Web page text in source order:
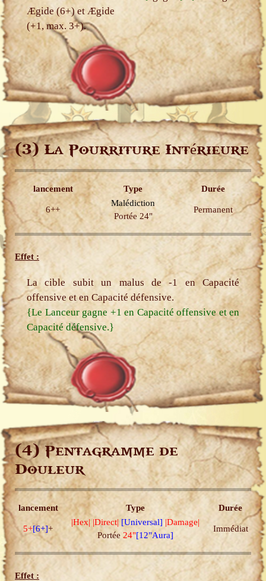
Ægide (6+) et Ægide
(+1, max. 3+).
(3)La Pourriture Intérieure
lancement Type Durée
6++
Malédiction
Portée 24"
Permanent
Effet :
La cible subit un malus de -1 en Capacité
offensive et en Capacité défensive.
{Le Lanceur gagne +1 en Capacité offensive et en
Capacité défensive.}
(4)Pentagramme de
Douleur
lancement Type Durée
5+[6+]+
|Hex| |Direct| [Universal] |Damage|
Portée 24"[12"Aura]
Immédiat
Effet :